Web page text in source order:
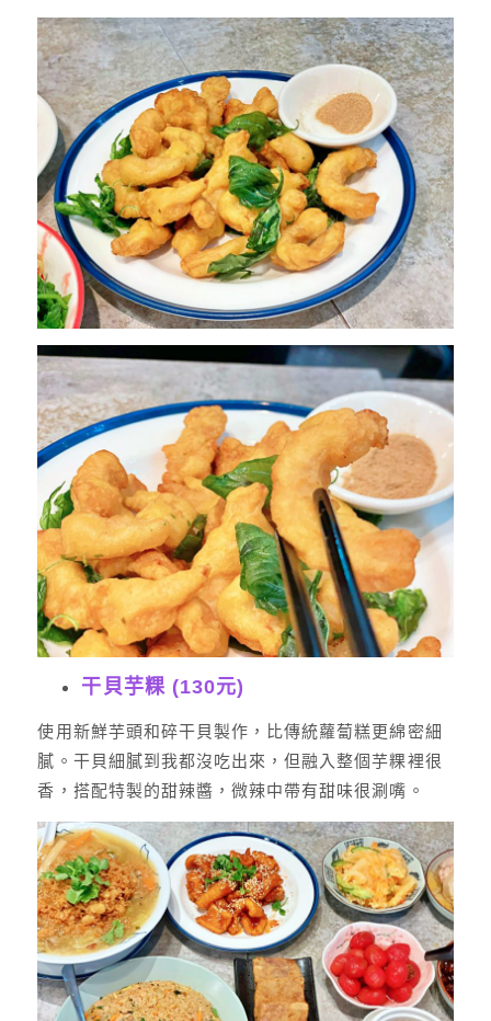
干貝芋粿 (130元)
使用新鮮芋頭和碎干貝製作，比傳統蘿蔔糕更綿密細
膩。干貝細膩到我都沒吃出來，但融入整個芋粿裡很
香，搭配特製的甜辣醬，微辣中帶有甜味很涮嘴。